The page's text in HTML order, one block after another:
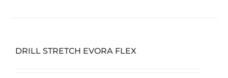
DRILL STRETCH EVORA FLEX